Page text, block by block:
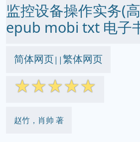
监控设备操作实务(
epub mobi txt 电子
简体网页||繁体网页
☆☆☆☆☆
赵竹，肖帅 著